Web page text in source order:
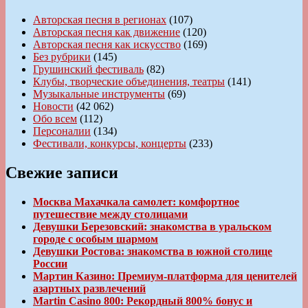
Авторская песня в регионах (107)
Авторская песня как движение (120)
Авторская песня как искусство (169)
Без рубрики (145)
Грушинский фестиваль (82)
Клубы, творческие объединения, театры (141)
Музыкальные инструменты (69)
Новости (42 062)
Обо всем (112)
Персоналии (134)
Фестивали, конкурсы, концерты (233)
Свежие записи
Москва Махачкала самолет: комфортное
путешествие между столицами
Девушки Березовский: знакомства в уральском
городе с особым шармом
Девушки Ростова: знакомства в южной столице
России
Мартин Казино: Премиум-платформа для ценителей
азартных развлечений
Martin Casino 800: Рекордный 800% бонус и